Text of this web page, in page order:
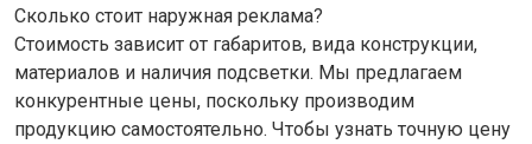
Сколько стоит наружная реклама?
Стоимость зависит от габаритов, вида конструкции,
материалов и наличия подсветки. Мы предлагаем
конкурентные цены, поскольку производим
продукцию самостоятельно. Чтобы узнать точную цену